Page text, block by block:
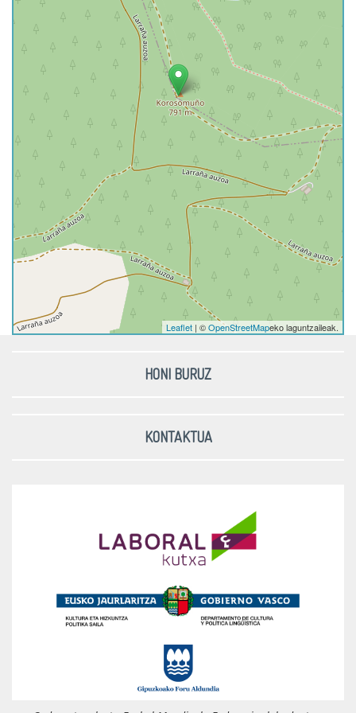
Leaflet | ©OpenStreetMapeko laguntzaileak.
HONI BURUZ
KONTAKTUA